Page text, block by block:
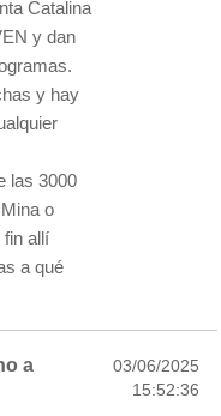
Catalina
y dan
y hay
las 3000
o
fin allí
a qué
a
03/06/2025
15:52:36